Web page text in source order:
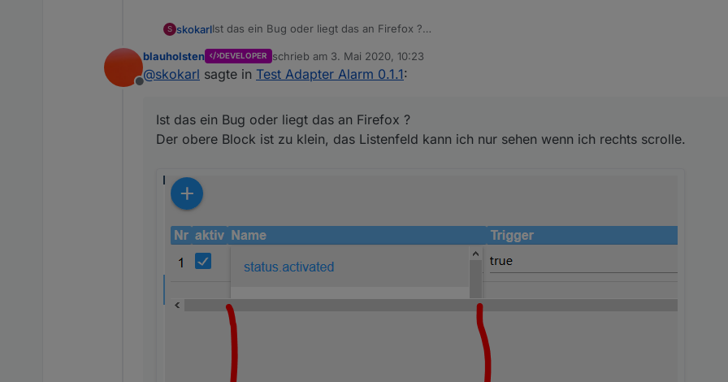
S skokarlIst das ein Bug oder liegt das an Firefox ?
Offline
blauholsten DEVELOPER schrieb am 3. Mai 2020, 10:23
zuletzt editiert von
@skokarl sagte in Test Adapter Alarm 0.1.1:
Ist das ein Bug oder liegt das an Firefox ?
Der obere Block ist zu klein, das Listenfeld kann ich nur sehen wenn ich rechts scrolle.